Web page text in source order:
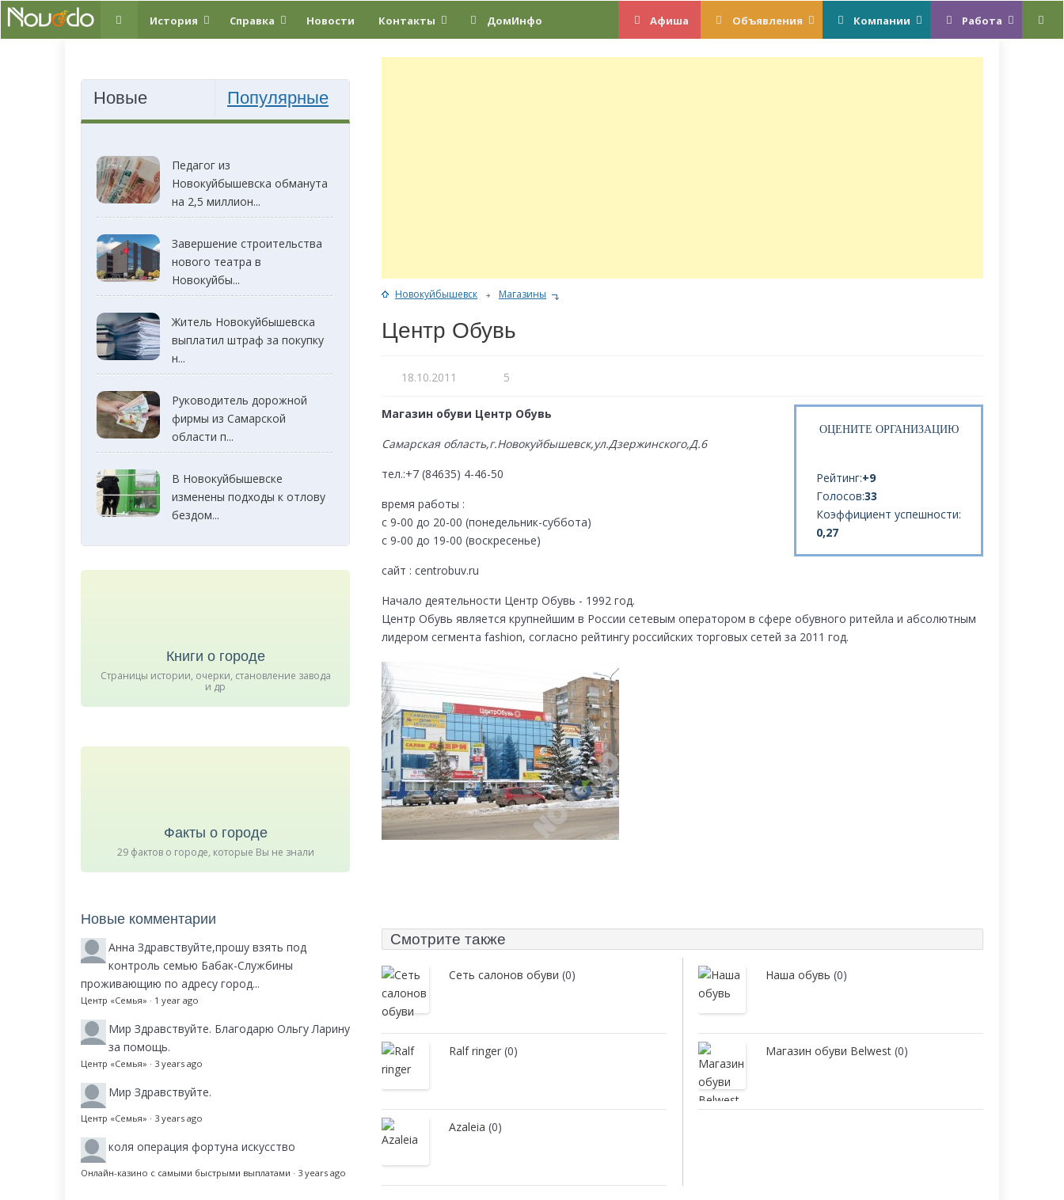
История Справка Новости Контакты Работа
Компании
Объявления
Афиша
ДомИнфо
Новокуйбышевск Магазины
Центр Обувь
18.10.2011 5
ОЦЕНИТЕ ОРГАНИЗАЦИЮ
Рейтинг:+9
Голосов:33
Коэффициент успешности:
0,27
Магазин обуви Центр Обувь
Самарская область,г.Новокуйбышевск,ул.Дзержинского,Д.6
тел.:+7 (84635) 4-46-50
время работы :
с 9-00 до 20-00 (понедельник-суббота)
с 9-00 до 19-00 (воскресенье)
сайт : centrobuv.ru
Начало деятельности Центр Обувь - 1992 год.
Центр Обувь является крупнейшим в России сетевым оператором в сфере обувного ритейла и абсолютным
лидером сегмента fashion, согласно рейтингу российских торговых сетей за 2011 год.
Смотрите также
Сеть салонов обуви (0)
Ralf ringer (0)
Azaleia (0)
Наша обувь (0)
Магазин обуви Belwest (0)
Новые Популярные
Педагог из
Новокуйбышевска обманута
на 2,5 миллион...
Завершение строительства
нового театра в
Новокуйбы...
Житель Новокуйбышевска
выплатил штраф за покупку
н...
Руководитель дорожной
фирмы из Самарской
области п...
В Новокуйбышевске
изменены подходы к отлову
бездом...
Книги о городе
Страницы истории, очерки, становление завода
и др
Факты о городе
29 фактов о городе, которые Вы не знали
Новые комментарии
Анна Здравствуйте,прошу взять под
контроль семью Бабак-Службины
проживающию по адресу город...
Центр «Семья» · 1 year ago
Мир Здравствуйте. Благодарю Ольгу Ларину
за помощь.
Центр «Семья» · 3 years ago
Мир Здравствуйте.
Центр «Семья» · 3 years ago
коля операция фортуна искусство
Онлайн-казино с самыми быстрыми выплатами · 3 years ago